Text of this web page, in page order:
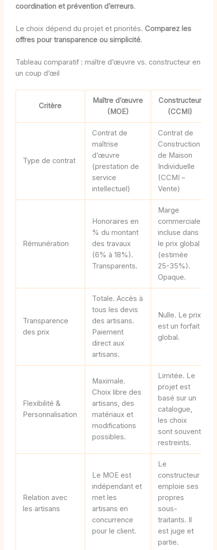
coordination et prévention d’erreurs.
Le choix dépend du projet et priorités. Comparez les
offres pour transparence ou simplicité.
Tableau comparatif : maître d’œuvre vs. constructeur en
un coup d’œil
Critère
Maître d’œuvre
(MOE)
Constructeur
(CCMI)
Type de contrat
Contrat de
maîtrise
d’œuvre
(prestation de
service
intellectuel)
Contrat de
Construction
de Maison
Individuelle
(CCMI –
Vente)
Rémunération
Honoraires en
% du montant
des travaux
(6% à 18%).
Transparents.
Marge
commerciale
incluse dans
le prix global
(estimée
25-35%).
Opaque.
Transparence
des prix
Totale. Accès à
tous les devis
des artisans.
Paiement
direct aux
artisans.
Nulle. Le prix
est un forfait
global.
Flexibilité &
Personnalisation
Maximale.
Choix libre des
artisans, des
matériaux et
modifications
possibles.
Limitée. Le
projet est
basé sur un
catalogue,
les choix
sont souvent
restreints.
Relation avec
les artisans
Le MOE est
indépendant et
met les
artisans en
concurrence
pour le client.
Le
constructeur
emploie ses
propres
sous-
traitants. Il
est juge et
partie.